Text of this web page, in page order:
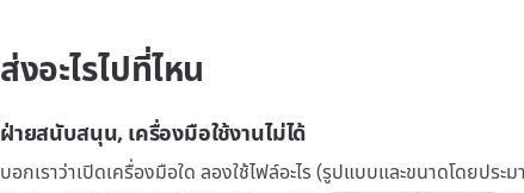
เพิ่มความละเอียดรูป
แก้ไข
ส่งอะไรไปที่ไหน
ฝ่ายสนับสนุน, เครื่องมือใช้งานไม่ได้
บอกเราว่าเปิดเครื่องมือใด ลองใช้ไฟล์อะไร (รูปแบบและขนาดโดยประ